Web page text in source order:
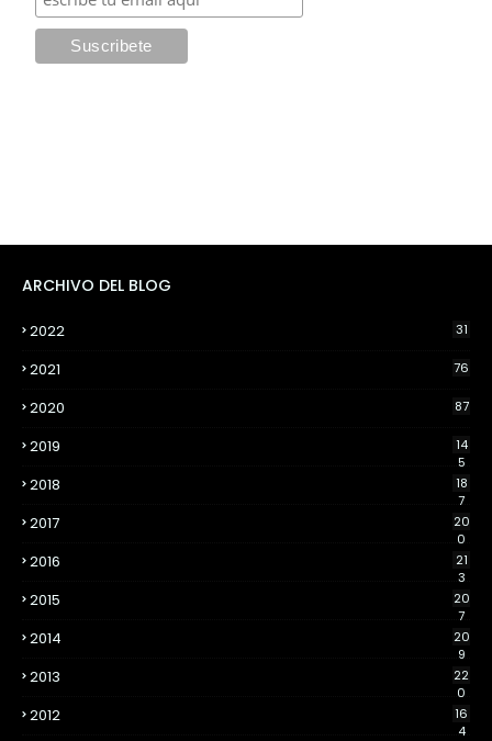
ARCHIVO DEL BLOG
2022 31
2021 76
2020 87
2019
14
5
2018
18
7
2017
20
0
2016
21
3
2015
20
7
2014
20
9
2013
22
0
2012
16
4